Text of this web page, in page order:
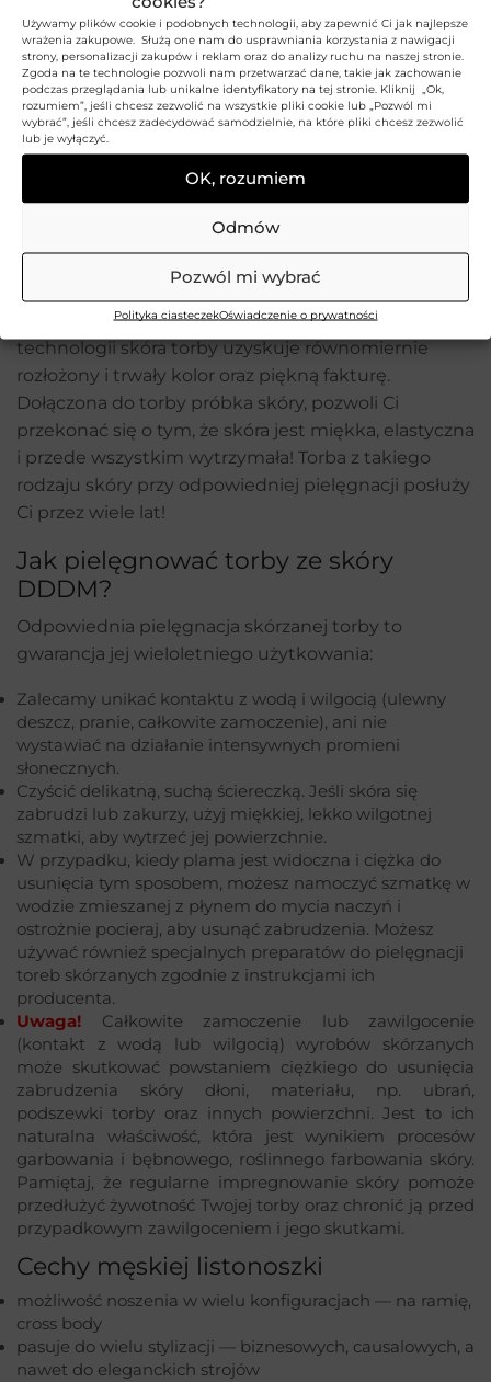
Używamy plików cookie i podobnych technologii, aby zapewnić Ci jak najlepsze
wrażenia zakupowe. Służą one nam do usprawniania korzystania z nawigacji
strony, personalizacji zakupów i reklam oraz do analizy ruchu na naszej stronie.
Zgoda na te technologie pozwoli nam przetwarzać dane, takie jak zachowanie
podczas przeglądania lub unikalne identyfikatory na tej stronie. Kliknij „Ok,
rozumiem”, jeśli chcesz zezwolić na wszystkie pliki cookie lub „Pozwól mi
wybrać”, jeśli chcesz zadecydować samodzielnie, na które pliki chcesz zezwolić
lub je wyłączyć.
OK, rozumiem
Odmów
Pozwól mi wybrać
Polityka ciasteczekOświadczenie o prywatności
Torba męska została uszyta z naturalnej bydlęcej
skóry licowej o charakterystycznym sposobie
obróbki skóry stylizowanej na styl vintage (efekt
postarzonej skóry). Oznacza to, że pełny kawałek
skóry, z którego została uszyta torba, został w trakcie
garbowania poddany procesowi naturalnego
farbowania z użyciem barwników roślinnych. Do
uszycia toreb męskich ze skóry vintage wybierane
są tylko najlepsze kawałki skóry, które posiadają
znamiona, blizny, przetarcia lub naturalne
przebarwienia. Dzięki zastosowaniu tego typu
technologii skóra torby uzyskuje równomiernie
rozłożony i trwały kolor oraz piękną fakturę.
Dołączona do torby próbka skóry, pozwoli Ci
przekonać się o tym, że skóra jest miękka, elastyczna
i przede wszystkim wytrzymała! Torba z takiego
rodzaju skóry przy odpowiedniej pielęgnacji posłuży
Ci przez wiele lat!
Jak pielęgnować torby ze skóry
DDDM?
Odpowiednia pielęgnacja skórzanej torby to
gwarancja jej wieloletniego użytkowania:
Zalecamy unikać kontaktu z wodą i wilgocią (ulewny
deszcz, pranie, całkowite zamoczenie), ani nie
wystawiać na działanie intensywnych promieni
słonecznych.
Czyścić delikatną, suchą ściereczką. Jeśli skóra się
zabrudzi lub zakurzy, użyj miękkiej, lekko wilgotnej
szmatki, aby wytrzeć jej powierzchnie.
W przypadku, kiedy plama jest widoczna i ciężka do
usunięcia tym sposobem, możesz namoczyć szmatkę w
wodzie zmieszanej z płynem do mycia naczyń i
ostrożnie pocieraj, aby usunąć zabrudzenia. Możesz
używać również specjalnych preparatów do pielęgnacji
toreb skórzanych zgodnie z instrukcjami ich
producenta.
Uwaga!
Całkowite zamoczenie lub zawilgocenie
(kontakt z wodą lub wilgocią) wyrobów skórzanych
może skutkować powstaniem ciężkiego do usunięcia
zabrudzenia skóry dłoni, materiału, np. ubrań,
podszewki torby oraz innych powierzchni. Jest to ich
naturalna właściwość, która jest wynikiem procesów
garbowania i bębnowego, roślinnego farbowania skóry.
Pamiętaj, że regularne impregnowanie skóry pomoże
przedłużyć żywotność Twojej torby oraz chronić ją przed
przypadkowym zawilgoceniem i jego skutkami.
Cechy męskiej listonoszki
możliwość noszenia w wielu konfiguracjach — na ramię,
cross body
pasuje do wielu stylizacji — biznesowych, causalowych, a
nawet do eleganckich strojów